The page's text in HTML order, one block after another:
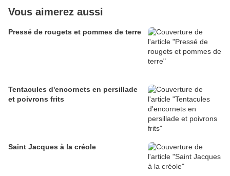
Vous aimerez aussi
Pressé de rougets et pommes de terre
Tentacules d'encornets en persillade
et poivrons frits
Saint Jacques à la créole